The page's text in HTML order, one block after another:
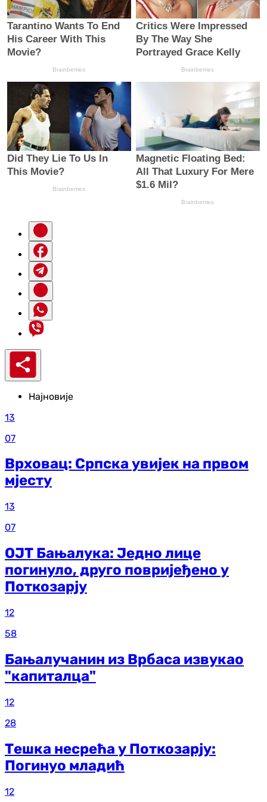
Најновије
13
07
Врховац: Српска увијек на првом
мјесту
13
07
ОЈТ Бањалука: Једно лице
погинуло, друго повријеђено у
Поткозарју
12
58
Бањалучанин из Врбаса извукао
"капиталца"
12
28
Тешка несрећа у Поткозарју:
Погинуо младић
12